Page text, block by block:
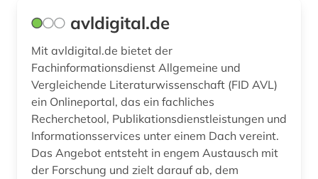
avldigital.de
Mit avldigital.de bietet der
Fachinformationsdienst Allgemeine und
Vergleichende Literaturwissenschaft (FID AVL)
ein Onlineportal, das ein fachliches
Recherchetool, Publikationsdienstleistungen und
Informationsservices unter einem Dach vereint.
Das Angebot entsteht in engem Austausch mit
der Forschung und zielt darauf ab, dem